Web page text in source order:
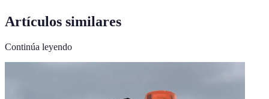
Artículos similares
Continúa leyendo